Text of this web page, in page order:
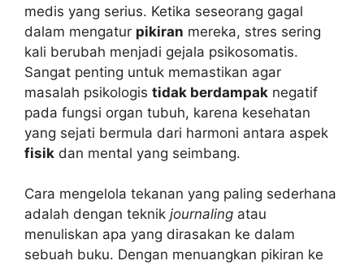
medis yang serius. Ketika seseorang gagal
dalam mengatur pikiran mereka, stres sering
kali berubah menjadi gejala psikosomatis.
Sangat penting untuk memastikan agar
masalah psikologis tidak berdampak negatif
pada fungsi organ tubuh, karena kesehatan
yang sejati bermula dari harmoni antara aspek
fisik dan mental yang seimbang.
Cara mengelola tekanan yang paling sederhana
adalah dengan teknik journaling atau
menuliskan apa yang dirasakan ke dalam
sebuah buku. Dengan menuangkan pikiran ke